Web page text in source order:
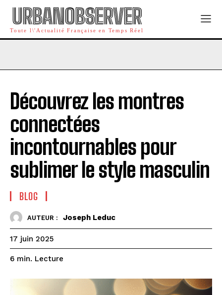
URBANOBSERVER
Toute l\'Actualité Française en Temps Réel
Découvrez les montres
connectées
incontournables pour
sublimer le style masculin
BLOG
AUTEUR : Joseph Leduc
17 juin 2025
6 min. Lecture